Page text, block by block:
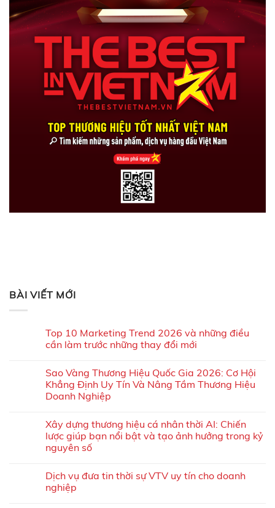
BÀI VIẾT MỚI
Top 10 Marketing Trend 2026 và những điều
cần làm trước những thay đổi mới
Sao Vàng Thương Hiệu Quốc Gia 2026: Cơ Hội
Khẳng Định Uy Tín Và Nâng Tầm Thương Hiệu
Doanh Nghiệp
Xây dựng thương hiệu cá nhân thời AI: Chiến
lược giúp bạn nổi bật và tạo ảnh hưởng trong kỷ
nguyên số
Dịch vụ đưa tin thời sự VTV uy tín cho doanh
nghiệp